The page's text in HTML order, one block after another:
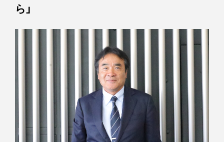
ら」